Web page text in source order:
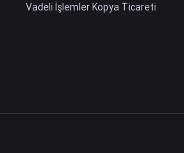
Vadeli İşlemler Kopya Ticareti